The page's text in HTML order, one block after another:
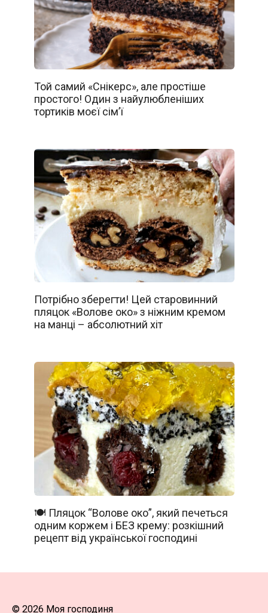
Той самий «Снікерс», але простіше
простого! Один з найулюбленіших
тортиків моєї сім’ї
Потрібно зберегти! Цей старовинний
пляцок «Волове око» з ніжним кремом
на манці – абсолютний хіт
🍽️ Пляцок “Волове око”, який печеться
одним коржем і БЕЗ крему: розкішний
рецепт від української господині
© 2026 Моя господиня